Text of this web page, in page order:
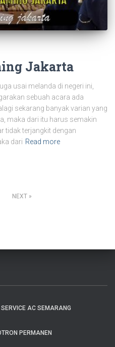
Jakarta
usai melanda di negeri ini,
sebuah acara ada
sekarang banyak varian yang
maka dari itu harus semakin
tidak terjangkit dengan
dari Read more
NEXT
SERVICE AC SEMARANG
PERMANEN